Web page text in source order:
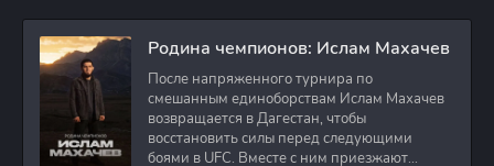
Родина чемпионов: Ислам Махачев
После напряженного турнира по
смешанным единоборствам Ислам Махачев
возвращается в Дагестан, чтобы
восстановить силы перед следующими
боями в UFC. Вместе с ним приезжают